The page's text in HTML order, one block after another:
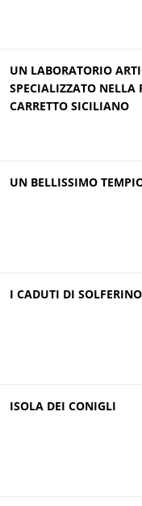
UN LABORATORIO
SPECIALIZZATO NELLA
CARRETTO SICILIANO
UN BELLISSIMO
I CADUTI DI SOLFERINO
ISOLA DEI CONIGLI